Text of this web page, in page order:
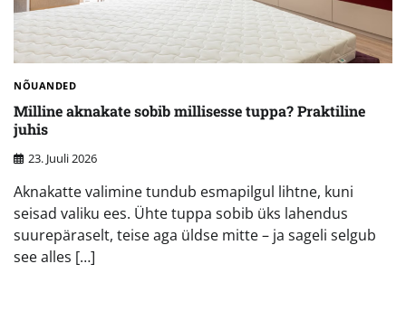
NÕUANDED
Milline aknakate sobib millisesse tuppa? Praktiline
juhis
23. Juuli 2026
Aknakatte valimine tundub esmapilgul lihtne, kuni
seisad valiku ees. Ühte tuppa sobib üks lahendus
suurepäraselt, teise aga üldse mitte – ja sageli selgub
see alles […]